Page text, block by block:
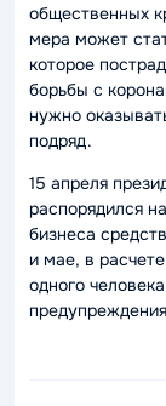
общественных
мера может
которое
борьбы с
нужно
подряд.
15 апреля
распорядился
бизнеса
и мае, в
одного